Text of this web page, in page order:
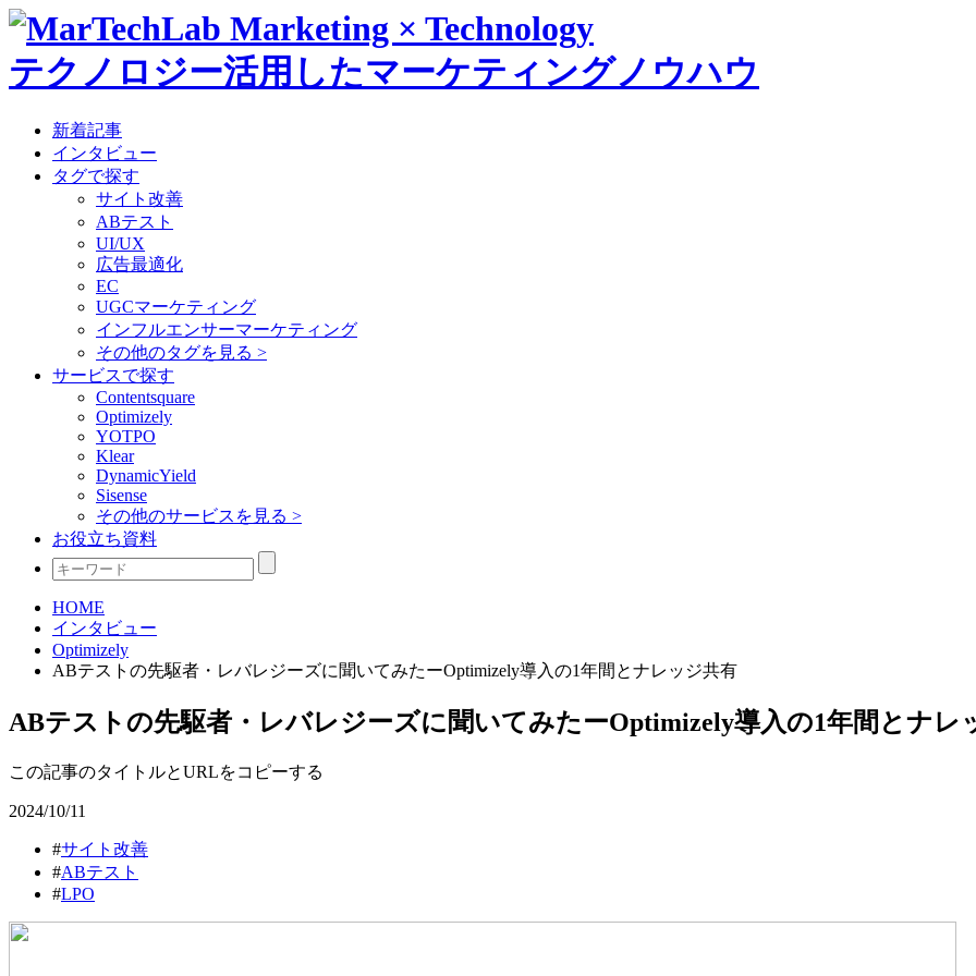
テクノロジー活用したマーケティングノウハウ
新着記事
インタビュー
タグで探す
サイト改善
ABテスト
UI/UX
広告最適化
EC
UGCマーケティング
インフルエンサーマーケティング
その他のタグを見る >
サービスで探す
Contentsquare
Optimizely
YOTPO
Klear
DynamicYield
Sisense
その他のサービスを見る >
お役立ち資料
HOME
インタビュー
Optimizely
ABテストの先駆者・レバレジーズに聞いてみたーOptimizely導入の1年間とナレッジ共有
ABテストの先駆者・レバレジーズに聞いてみたーOptimizely導入の1年間とナレ
この記事のタイトルとURLをコピーする
2024/10/11
#サイト改善
#ABテスト
#LPO